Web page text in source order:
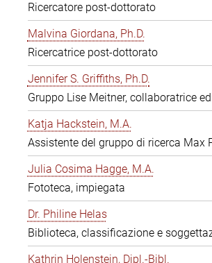
Ricercatore post-dottorato
Malvina Giordana, Ph.D.
Ricercatrice post-dottorato
Jennifer S. Griffiths, Ph.D.
Gruppo Lise Meitner, collaboratrice
Katja Hackstein, M.A.
Assistente del gruppo di ricerca Max
Julia Cosima Hagge, M.A.
Fototeca, impiegata
Dr. Philine Helas
Biblioteca, classificazione e
Kathrin Holenstein, Dipl.-Bibl.